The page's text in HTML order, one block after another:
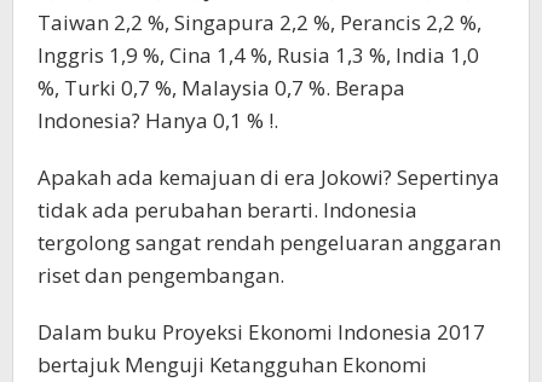
Taiwan 2,2 %, Singapura 2,2 %, Perancis 2,2 %,
Inggris 1,9 %, Cina 1,4 %, Rusia 1,3 %, India 1,0
%, Turki 0,7 %, Malaysia 0,7 %. Berapa
Indonesia? Hanya 0,1 % !.
Apakah ada kemajuan di era Jokowi? Sepertinya
tidak ada perubahan berarti. Indonesia
tergolong sangat rendah pengeluaran anggaran
riset dan pengembangan.
Dalam buku Proyeksi Ekonomi Indonesia 2017
bertajuk Menguji Ketangguhan Ekonomi